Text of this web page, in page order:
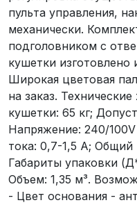
пульта управления,
механически.
подголовником с
кушетки изготовлено
Широкая цветовая
на заказ.
кушетки: 65 кг;
Напряжение: 240/
тока: 0,7-1,5 А; Общий
Габариты упаковки
Объем: 1,35 м³.
- Цвет основания -